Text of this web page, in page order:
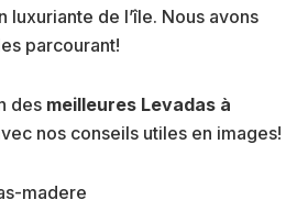
luxuriante de l’île. Nous avons
parcourant!
des meilleures Levadas à
nos conseils utiles en images!